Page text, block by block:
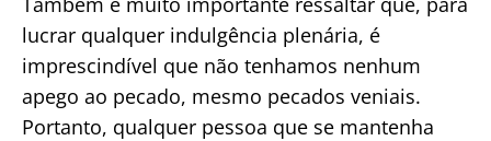
lucrar qualquer indulgência plenária, é
imprescindível que não tenhamos nenhum
apego ao pecado, mesmo pecados veniais.
Portanto, qualquer pessoa que se mantenha